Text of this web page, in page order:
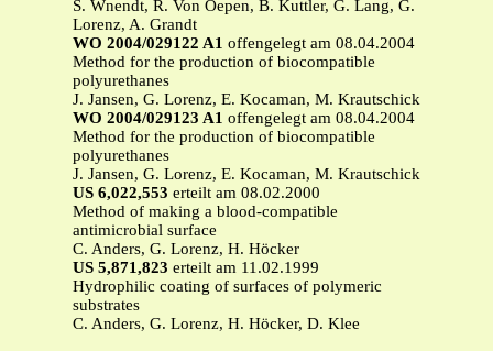
S. Wnendt, R. Von Oepen, B. Kuttler, G. Lang, G.
Lorenz, A. Grandt
WO 2004/029122 A1 offengelegt am 08.04.2004
Method for the production of biocompatible
polyurethanes
J. Jansen, G. Lorenz, E. Kocaman, M. Krautschick
WO 2004/029123 A1 offengelegt am 08.04.2004
Method for the production of biocompatible
polyurethanes
J. Jansen, G. Lorenz, E. Kocaman, M. Krautschick
US 6,022,553 erteilt am 08.02.2000
Method of making a blood-compatible
antimicrobial surface
C. Anders, G. Lorenz, H. Höcker
US 5,871,823 erteilt am 11.02.1999
Hydrophilic coating of surfaces of polymeric
substrates
C. Anders, G. Lorenz, H. Höcker, D. Klee